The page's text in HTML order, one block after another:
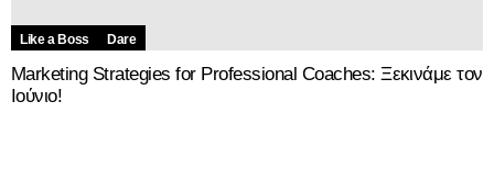
Like a Boss Dare
Marketing Strategies for Professional Coaches: Ξεκινάμε τον
Ιούνιο!